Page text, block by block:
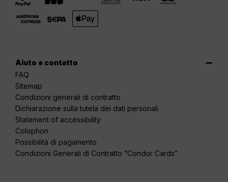
Aiuto e contatto
FAQ
Sitemap
Condizioni generali di contratto
Dichiarazione sulla tutela dei dati personali
Statement of accessibility
Colophon
Possibilità di pagamento
Condizioni Generali di Contratto “Condor Cards”